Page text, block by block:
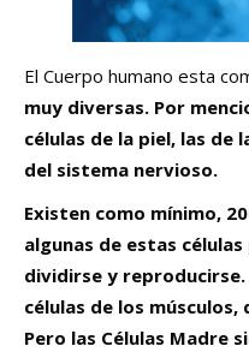
El Cuerpo humano esta
muy diversas. Por
células de la piel, las de
del sistema nervioso.
Existen como mínimo,
algunas de estas
dividirse y reproducirse.
células de los
Pero las Células Madre